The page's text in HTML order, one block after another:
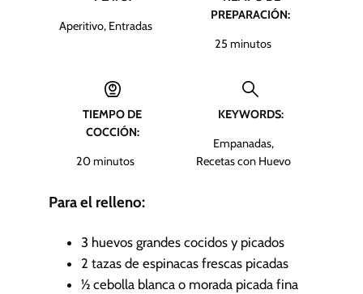
Aperitivo, Entradas
PREPARACIÓN:
25 m
t
s
minutos
TIEMPO DE
COCCIÓN:
20m
n
o
s
minutos
KEYWORDS:
Empanadas,
Recetas con Huevo
Para el relleno:
3 huevos grandes cocidos y picados
2 tazas de espinacas frescas picadas
½ cebolla blanca o morada picada fina